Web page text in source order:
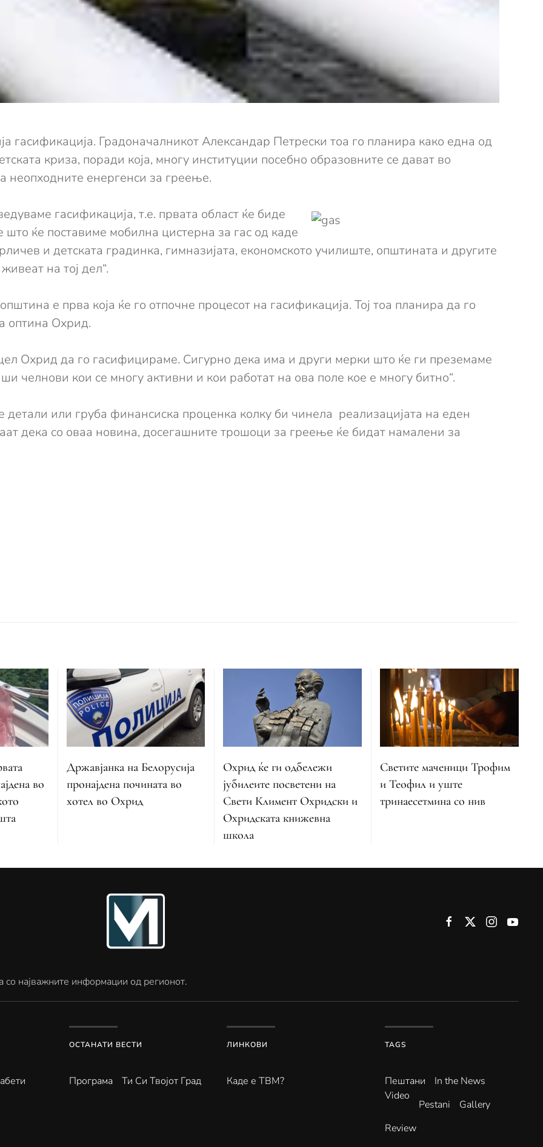
гасификација. Градоначалникот Александар Петрески тоа го планира како една од
криза, поради која, многу институции посебно образовните се дават во
неопходните енергенси за греење.
гасификација, т.е. првата област ќе биде
ќе поставиме мобилна цистерна за гас од каде
и детската градинка, гимназијата, економското училиште, општината и другите
на тој дел“.
е прва која ќе го отпочне процесот на гасификација. Тој тоа планира да го
оптина Охрид.
Охрид да го гасифицираме. Сигурно дека има и други мерки што ќе ги преземаме
челнови кои се многу активни и кои работат на ова поле кое е многу битно“.
детали или груба финансиска проценка колку би чинела реализацијата на еден
дека со оваа новина, досегашните трошоци за греење ќе бидат намалени за
во
Државјанка на Белорусија
пронајдена почината во
хотел во Охрид
Охрид ќе ги одбележи
јубилеите посветени на
Свети Климент Охридски и
Охридската книжевна
школа
Светите маченици Трофим
и Теофил и уште
тринаесетмина со нив
најважните информации од регионот.
ОСТАНАТИ ВЕСТИ
Програма Ти Си Твојот Град
ЛИНКОВИ
Каде е ТВМ?
TAGS
Пештани
In the News
Video
Pestani
Gallery
Review